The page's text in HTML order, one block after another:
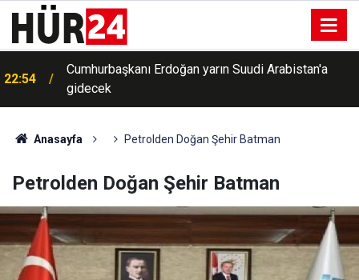
22:54
Cumhurbaşkanı Erdoğan yarın Suudi Arabistan'a
gidecek
22:33 Çatalca'da eğitim uçağı düştü: Bir yaralı
Anasayfa Petrolden Doğan Şehir Batman
Petrolden Doğan Şehir Batman